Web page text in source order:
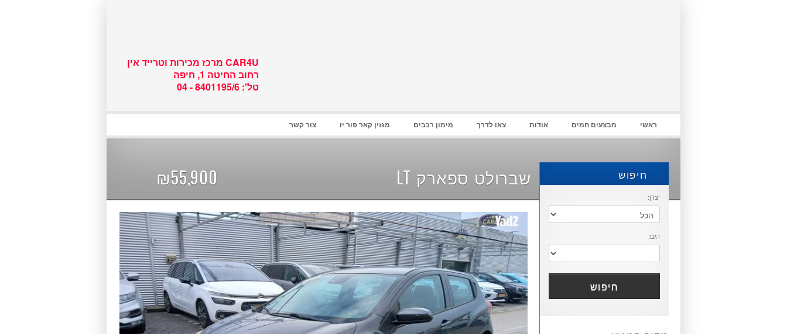
CAR4U מרכז מכירות וטרייד אין
רחוב החיטה 1, חיפה
טל': 8401195/6 - 04
ראשי מבצעים חמים אודות צאו לדרך מימון רכבים מגזין קאר פור יו צור קשר
שברולט ספארק LT ₪55,900 חיפוש
יצרן:
דגם:
חיפוש